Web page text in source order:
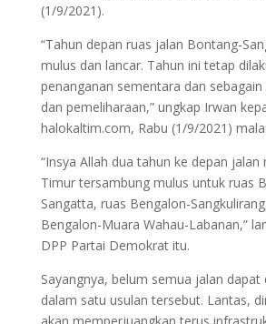
(1/9/2021).
“Tahun depan ruas jalan Bontang-
mulus dan lancar. Tahun ini tetap
penanganan sementara dan
dan pemeliharaan,” ungkap Irwan
halokaltim.com, Rabu (1/9/2021)
“Insya Allah dua tahun ke depan jalan
Timur tersambung mulus untuk ruas
Sangatta, ruas Bengalon-
Bengalon-Muara Wahau-Labanan,”
DPP Partai Demokrat itu.
Sayangnya, belum semua jalan
dalam satu usulan tersebut. Lantas,
akan memperjuangkan terus